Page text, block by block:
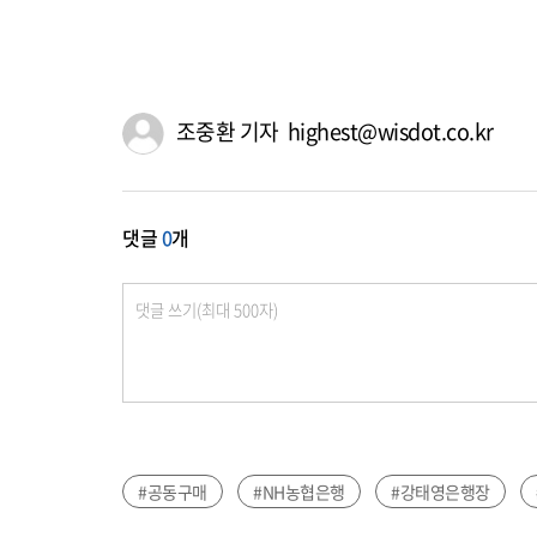
조중환 기자 highest@wisdot.co.kr
댓글0개
#공동구매 #NH농협은행 #강태영은행장